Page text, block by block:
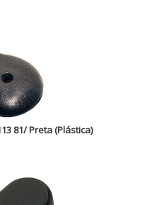
81/ Preta (Plástica)